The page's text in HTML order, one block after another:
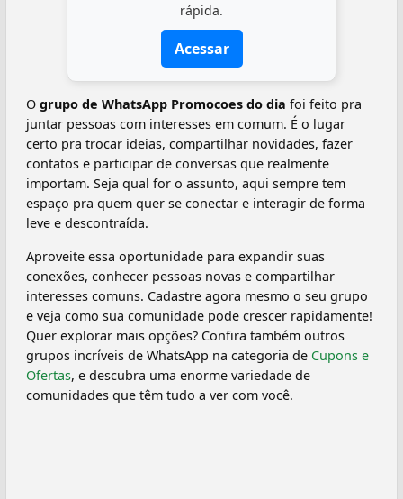
rápida.
Acessar
O grupo de WhatsApp Promocoes do dia foi feito pra
juntar pessoas com interesses em comum. É o lugar
certo pra trocar ideias, compartilhar novidades, fazer
contatos e participar de conversas que realmente
importam. Seja qual for o assunto, aqui sempre tem
espaço pra quem quer se conectar e interagir de forma
leve e descontraída.
Aproveite essa oportunidade para expandir suas
conexões, conhecer pessoas novas e compartilhar
interesses comuns. Cadastre agora mesmo o seu grupo
e veja como sua comunidade pode crescer rapidamente!
Quer explorar mais opções? Confira também outros
grupos incríveis de WhatsApp na categoria de Cupons e
Ofertas, e descubra uma enorme variedade de
comunidades que têm tudo a ver com você.